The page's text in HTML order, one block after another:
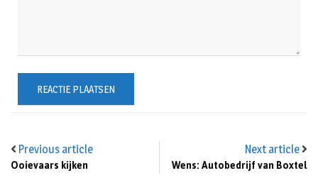
Previous article
Ooievaars kijken
Next article
Wens: Autobedrijf van Boxtel